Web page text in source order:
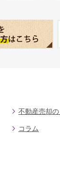
不動産売却
コラム